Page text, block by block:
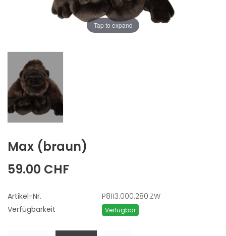
Tap to expand
Max (braun)
59.00 CHF
Artikel-Nr.
P8113.000.280.ZW
Verfügbarkeit
Verfügbar